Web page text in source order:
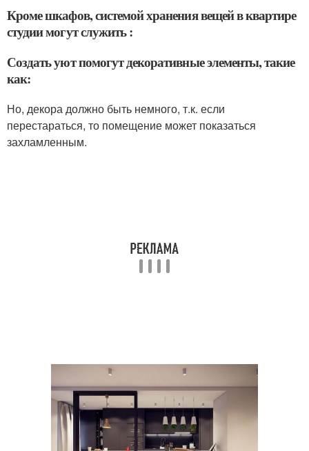
Кроме шкафов, системой хранения вещей в квартире
студии могут служить :
Создать уют помогут декоративные элементы, такие
как:
Но, декора должно быть немного, т.к. если
перестараться, то помещение может показаться
захламленным.